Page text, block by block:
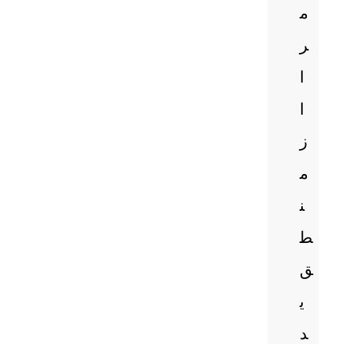
م
ر
ا
ا
ز
م
ن
ط
ق
ی
د